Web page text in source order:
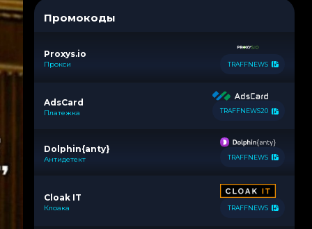
Промокоды
Proxys.io
Прокси TRAFFNEWS
AdsCard
Платежка TRAFFNEWS20
Dolphin{anty}
Антидетект TRAFFNEWS
Cloak IT
Клоака TRAFFNEWS